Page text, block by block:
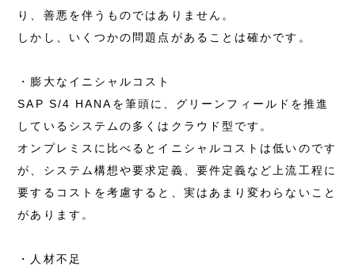
り、善悪を伴うものではありません。
しかし、いくつかの問題点があることは確かです。
・膨大なイニシャルコスト
SAP S/4 HANAを筆頭に、グリーンフィールドを推進
しているシステムの多くはクラウド型です。
オンプレミスに比べるとイニシャルコストは低いのです
が、システム構想や要求定義、要件定義など上流工程に
要するコストを考慮すると、実はあまり変わらないこと
があります。
・人材不足